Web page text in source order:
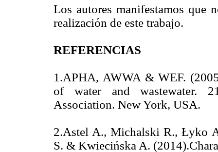
Los autores manifestamos que
realización de este trabajo.
REFERENCIAS
1.APHA, AWWA & WEF.
of water and wastewater.
Association. New York,
2.Astel A., Michalski R., Łyko
S. & Kwiecińska A.